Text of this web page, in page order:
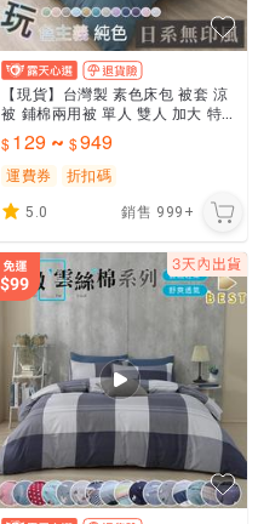
【現貨】台灣製 素色床包 被套 涼
被 鋪棉兩用被 單人 雙人 加大 特大
純色 玩色主義 日式無印 枕頭套 柔
絲棉
129~ 949
運費券 折扣碼
5.0 銷售 999+